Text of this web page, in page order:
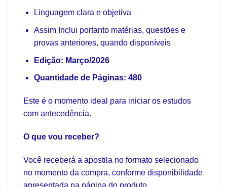
Linguagem clara e objetiva
Assim Inclui portanto matérias, questões e
provas anteriores, quando disponíveis
Edição: Março/2026
Quantidade de Páginas: 480
Este é o momento ideal para iniciar os estudos
com antecedência.
O que vou receber?
Você receberá a apostila no formato selecionado
no momento da compra, conforme disponibilidade
apresentada na página do produto.